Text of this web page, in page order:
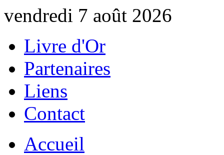
vendredi 7 août 2026
Livre d'Or
Partenaires
Liens
Contact
Accueil